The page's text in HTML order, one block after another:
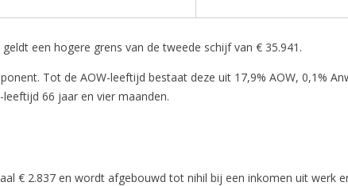
een hogere grens van de tweede schijf van € 35.941.
Tot de AOW-leeftijd bestaat deze uit 17,9% AOW, 0,1%
66 jaar en vier maanden.
€ 2.837 en wordt afgebouwd tot nihil bij een inkomen uit werk